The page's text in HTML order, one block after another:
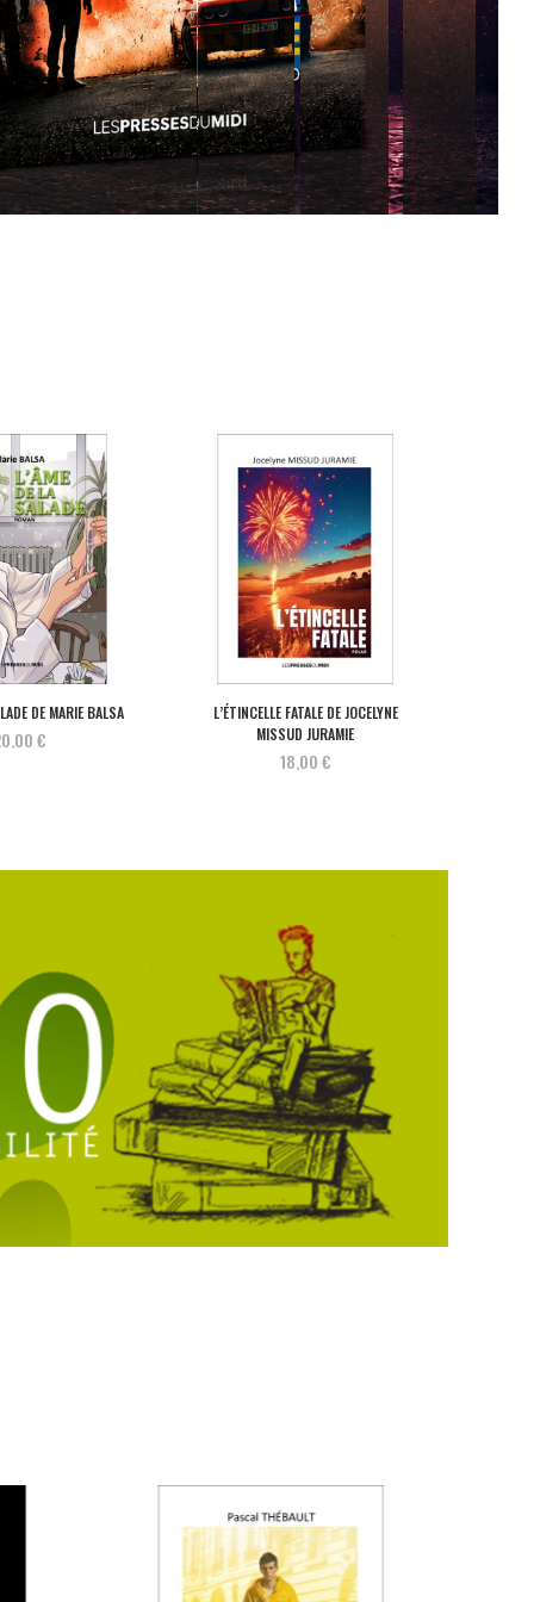
DE MARIE BALSA
€
L’ÉTINCELLE FATALE DE JOCELYNE
MISSUD JURAMIE
18,00 €